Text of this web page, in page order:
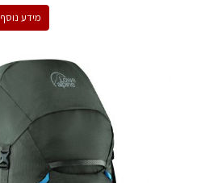
מידע נוסף